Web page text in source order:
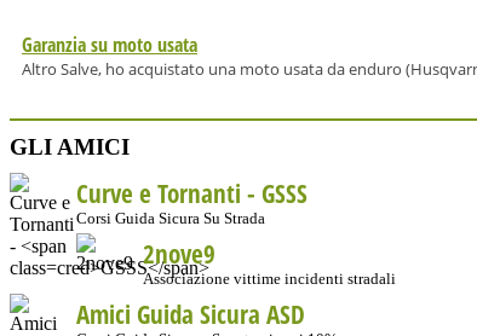
Garanzia su moto usata
Altro Salve, ho acquistato una moto usata da enduro
GLI AMICI
Curve e Tornanti - GSSS
Corsi Guida Sicura Su Strada
2nove9
Associazione vittime incidenti stradali
Amici Guida Sicura ASD